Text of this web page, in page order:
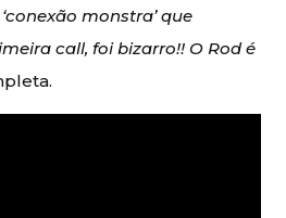
monstra’ que
call, foi bizarro!! O Rod é